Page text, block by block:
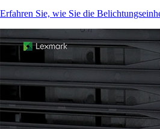
Erfahren Sie, wie Sie die